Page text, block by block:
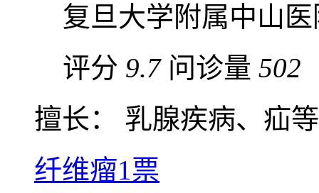
复旦大学附属中山医
评分 9.7 问诊量 502
擅长： 乳腺疾病、疝
纤维瘤1票